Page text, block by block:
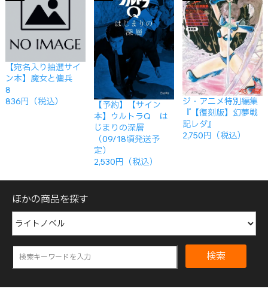
【宛名入り抽選サイ
ン本】魔女と傭兵
8
836円（税込）
【予約】【サイン
本】ウルトラQ は
じまりの深層
（09/18頃発送予
定）
2,530円（税込）
ジ・アニメ特別編集
『【復刻版】幻夢戦
記レダ』
2,750円（税込）
ほかの商品を探す
検索